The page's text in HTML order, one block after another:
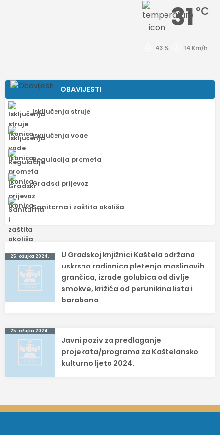
31 °C
43 % 14 Km/h
OBAVIJESTI
Isključenja struje
Isključenja vode
Regulacija prometa
Gradski prijevoz
Sanitarna i zaštita okoliša
Navigacija
objava
25. ožujka 2024.
U Gradskoj knjižnici Kaštela održana
uskrsna radionica pletenja maslinovih
grančica, izrade golubica od divlje
smokve, križića od perunikina lista i
barabana
25. ožujka 2024.
Javni poziv za predlaganje
projekata/programa za Kaštelansko
kulturno ljeto 2024.